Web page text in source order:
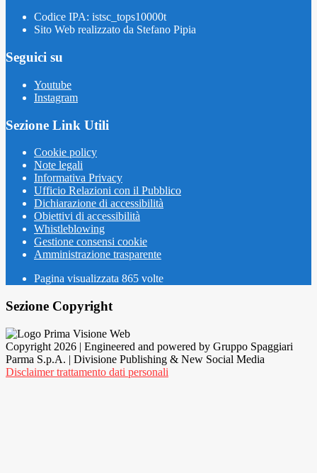
Codice IPA: istsc_tops10000t
Sito Web realizzato da Stefano Pipia
Seguici su
Youtube
Instagram
Sezione Link Utili
Cookie policy
Note legali
Informativa Privacy
Ufficio Relazioni con il Pubblico
Dichiarazione di accessibilità
Obiettivi di accessibilità
Whistleblowing
Gestione consensi cookie
Amministrazione trasparente
Pagina visualizzata 865 volte
Sezione Copyright
Copyright 2026 | Engineered and powered by Gruppo Spaggiari
Parma S.p.A. | Divisione Publishing & New Social Media
Disclaimer trattamento dati personali